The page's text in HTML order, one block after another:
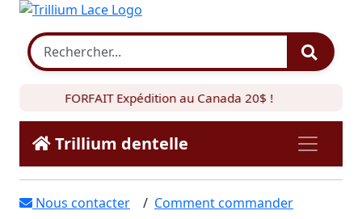
FORFAIT Expédition au Canada 20$ !
Trillium dentelle
Nous contacter / Comment commander